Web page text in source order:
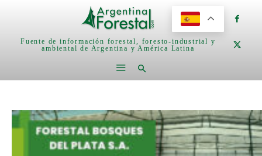
Fuente de información forestal, foresto-industrial y
ambiental de Argentina y América Latina